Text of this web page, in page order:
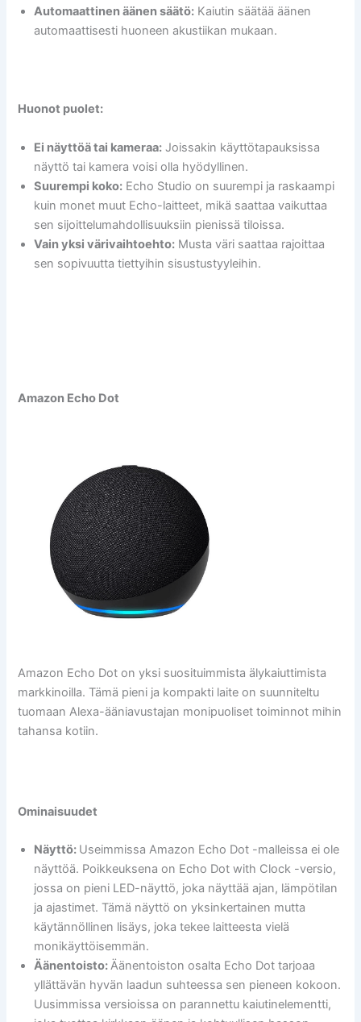
Automaattinen äänen säätö: Kaiutin säätää äänen
automaattisesti huoneen akustiikan mukaan.
Huonot puolet:
Ei näyttöä tai kameraa: Joissakin käyttötapauksissa
näyttö tai kamera voisi olla hyödyllinen.
Suurempi koko: Echo Studio on suurempi ja raskaampi
kuin monet muut Echo-laitteet, mikä saattaa vaikuttaa
sen sijoittelumahdollisuuksiin pienissä tiloissa.
Vain yksi värivaihtoehto: Musta väri saattaa rajoittaa
sen sopivuutta tiettyihin sisustustyyleihin.
Amazon Echo Dot
Amazon Echo Dot on yksi suosituimmista älykaiuttimista
markkinoilla. Tämä pieni ja kompakti laite on suunniteltu
tuomaan Alexa-ääniavustajan monipuoliset toiminnot mihin
tahansa kotiin.
Ominaisuudet
Näyttö: Useimmissa Amazon Echo Dot -malleissa ei ole
näyttöä. Poikkeuksena on Echo Dot with Clock -versio,
jossa on pieni LED-näyttö, joka näyttää ajan, lämpötilan
ja ajastimet. Tämä näyttö on yksinkertainen mutta
käytännöllinen lisäys, joka tekee laitteesta vielä
monikäyttöisemmän.
Äänentoisto:Äänentoiston osalta Echo Dot tarjoaa
yllättävän hyvän laadun suhteessa sen pieneen kokoon.
Uusimmissa versioissa on parannettu kaiutinelementti,